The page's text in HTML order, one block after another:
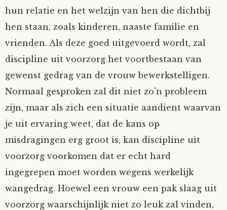
SirTeddy
Spelican
Stefan
Sunniva
Switch
Tim-
Tom Mathys
Vorrion
hun relatie en het welzijn van hen die dichtbij
hen staan, zoals kinderen, naaste familie en
vrienden. Als deze goed uitgevoerd wordt, zal
discipline uit voorzorg het voortbestaan van
gewenst gedrag van de vrouw bewerkstelligen.
Normaal gesproken zal dit niet zo’n probleem
zijn, maar als zich een situatie aandient waarvan
je uit ervaring weet, dat de kans op
misdragingen erg groot is, kan discipline uit
voorzorg voorkomen dat er echt hard
ingegrepen moet worden wegens werkelijk
wangedrag. Hoewel een vrouw een pak slaag uit
voorzorg waarschijnlijk niet zo leuk zal vinden,